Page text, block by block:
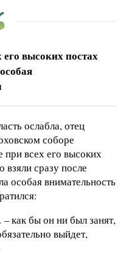
его высоких постах
ослабла, отец
соборе
при всех его высоких
взяли сразу после
особая внимательность
как бы он ни был занят,
выйдет,